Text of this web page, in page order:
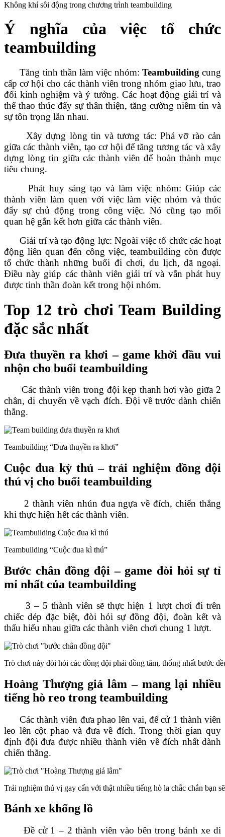
Không khí sôi động trong chương trình teambuilding
Ý nghĩa của việc tổ chức
teambuilding
Tăng tinh thần làm việc nhóm: Teambuilding cung
cấp cơ hội cho các thành viên trong nhóm giao lưu, trao
đổi kinh nghiệm và ý tưởng. Các hoạt động giải trí và
thể thao thúc đẩy sự thân thiện, tăng cường niềm tin và
sự tôn trọng lẫn nhau.
Xây dựng lòng tin và tương tác: Phá vỡ rào cản
giữa các thành viên, tạo cơ hội để tăng tương tác và xây
dựng lòng tin giữa các thành viên để hoàn thành mục
tiêu chung.
Phát huy sáng tạo và làm việc nhóm: Giúp các
thành viên làm quen với việc làm việc nhóm và thúc
đẩy sự chủ động trong công việc. Nó cũng tạo mối
quan hệ gắn kết hơn giữa các thành viên.
Giải trí và tạo động lực: Ngoài việc tổ chức các hoạt
động liên quan đến công việc, teambuilding còn được
tổ chức thành những buổi đi chơi, du lịch, dã ngoại.
Điều này giúp các thành viên giải trí và vẫn phát huy
được tinh thần đoàn kết trong hội nhóm.
Top 12 trò chơi Team Building
đặc sắc nhất
Đưa thuyền ra khơi – game khởi đầu vui
nhộn cho buổi teambuilding
Các thành viên trong đội kẹp thanh hơi vào giữa 2
chân, di chuyển về vạch đích. Đội về trước dành chiến
thắng.
Teambuilding “Đưa thuyền ra khơi”
Cuộc đua kỳ thú – trải nghiệm đồng đội
thú vị cho buổi teambuilding
2 thành viên nhún đua ngựa về đích, chiến thắng
khi thực hiện hết các thành viên.
Teambuilding “Cuộc đua kì thú”
Bước chân đồng đội – game đòi hỏi sự tỉ
mỉ nhất của teambuilding
3 – 5 thành viên sẽ thực hiện 1 lượt chơi đi trên
chiếc dép đặc biệt, đòi hỏi sự đồng đội, đoàn kết và
thấu hiểu nhau giữa các thành viên chơi chung 1 lượt.
Trò chơi này đòi hỏi các đồng đội phải đồng tâm, thống nhất bước
Hoàng Thượng giá lâm – mang lại nhiều
tiếng hò reo trong teambuilding
Các thành viên đưa phao lên vai, để cử 1 thành viên
leo lên cột phao và đưa về đích. Trong thời gian quy
định đội đưa được nhiều thành viên về đích nhất dành
chiến thắng.
Trải nghiệm thú vị gay cấn với thật nhiều tiếng hò la chắc chắn bạn
Bánh xe khổng lồ
Đề cử 1 – 2 thành viên vào bên trong bánh xe di